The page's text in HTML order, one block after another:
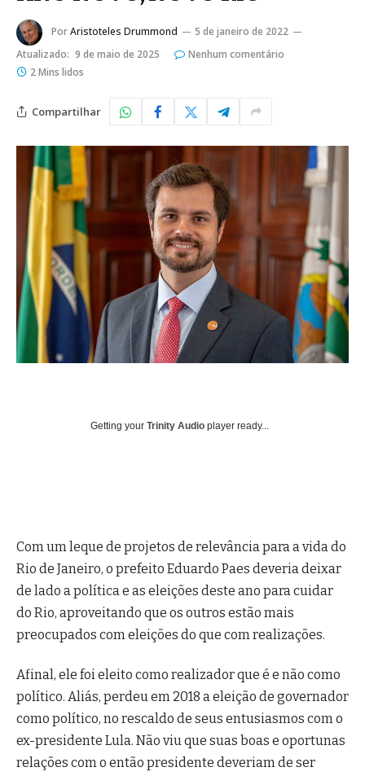
PorAristoteles Drummond
5 de janeiro de 2022
Atualizado: 9 de maio de 2025
Nenhum comentário
2 Mins lidos
Compartilhar
Getting your Trinity Audio player ready...
Com um leque de projetos de relevância para a vida do
Rio de Janeiro, o prefeito Eduardo Paes deveria deixar
de lado a política e as eleições deste ano para cuidar
do Rio, aproveitando que os outros estão mais
preocupados com eleições do que com realizações.
Afinal, ele foi eleito como realizador que é e não como
político. Aliás, perdeu em 2018 a eleição de governador
como político, no rescaldo de seus entusiasmos com o
ex-presidente Lula. Não viu que suas boas e oportunas
relações com o então presidente deveriam de ser